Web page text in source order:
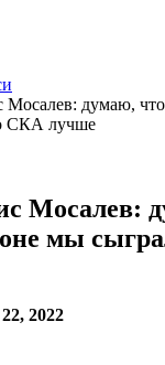
Мосалев: думаю,
СКА лучше
Мосалев:
мы
2022